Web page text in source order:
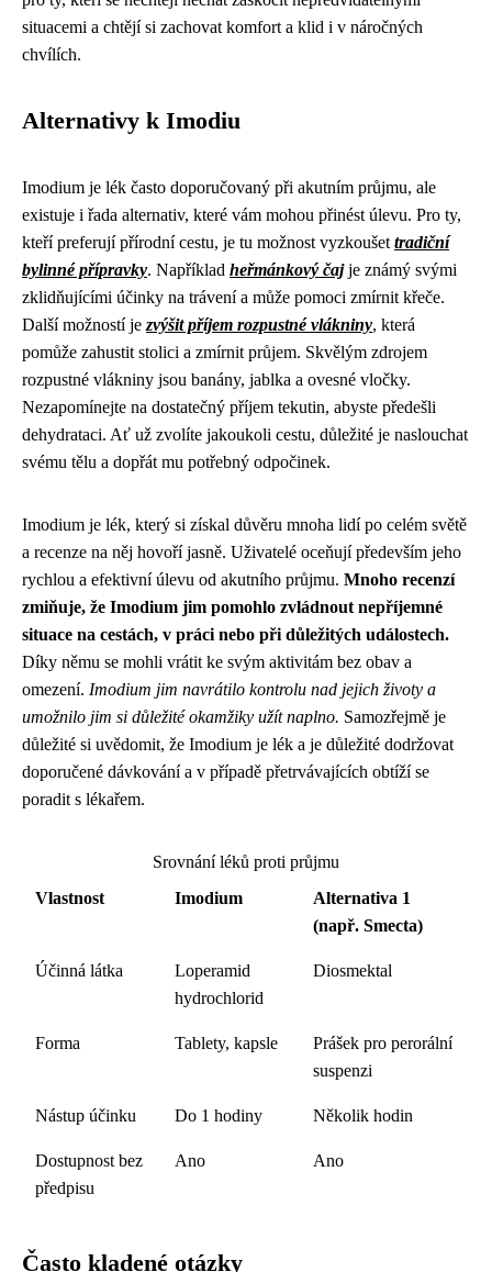
situacemi a chtějí si zachovat komfort a klid i v náročných
chvílích.
Alternativy k Imodiu
Imodium je lék často doporučovaný při akutním průjmu, ale
existuje i řada alternativ, které vám mohou přinést úlevu. Pro ty,
kteří preferují přírodní cestu, je tu možnost vyzkoušet tradiční
bylinné přípravky. Například heřmánkový čajje známý svými
zklidňujícími účinky na trávení a může pomoci zmírnit křeče.
Další možností je zvýšit příjem rozpustné vlákniny, která
pomůže zahustit stolici a zmírnit průjem. Skvělým zdrojem
rozpustné vlákniny jsou banány, jablka a ovesné vločky.
Nezapomínejte na dostatečný příjem tekutin, abyste předešli
dehydrataci. Ať už zvolíte jakoukoli cestu, důležité je naslouchat
svému tělu a dopřát mu potřebný odpočinek.
Imodium je lék, který si získal důvěru mnoha lidí po celém světě
a recenze na něj hovoří jasně. Uživatelé oceňují především jeho
rychlou a efektivní úlevu od akutního průjmu. Mnoho recenzí
zmiňuje, že Imodium jim pomohlo zvládnout nepříjemné
situace na cestách, v práci nebo při důležitých událostech.
Díky němu se mohli vrátit ke svým aktivitám bez obav a
omezení. Imodium jim navrátilo kontrolu nad jejich životy a
umožnilo jim si důležité okamžiky užít naplno. Samozřejmě je
důležité si uvědomit, že Imodium je lék a je důležité dodržovat
doporučené dávkování a v případě přetrvávajících obtíží se
poradit s lékařem.
Srovnání léků proti průjmu
Vlastnost
Imodium
Alternativa 1
(např. Smecta)
Účinná látka
Loperamid
hydrochlorid
Diosmektal
Forma Tablety, kapsle
Prášek pro perorální
suspenzi
Nástup účinku Do 1 hodiny Několik hodin
Dostupnost bez
předpisu
Ano Ano
Často kladené otázky